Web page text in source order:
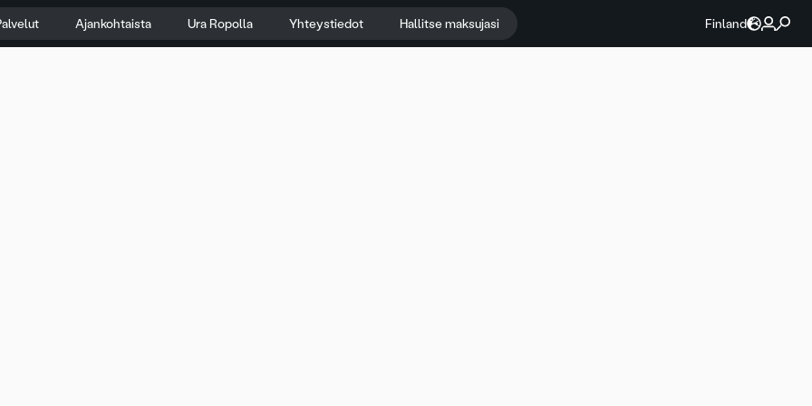
Ajankohtaista Ura Ropolla Yhteystiedot Hallitse maksujasi Finland